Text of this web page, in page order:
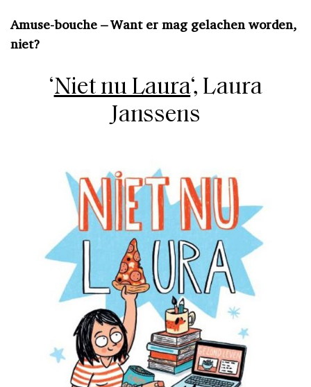
Amuse-bouche –Want er mag gelachen worden,
niet?
‘Niet nu Laura‘, Laura
Janssens